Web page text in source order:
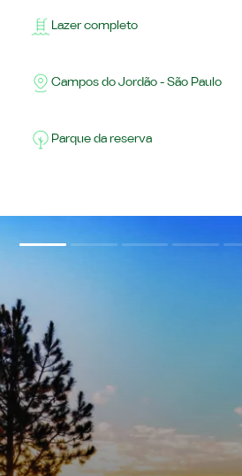
Lazer completo
Campos do Jordão - São Paulo
Parque da reserva